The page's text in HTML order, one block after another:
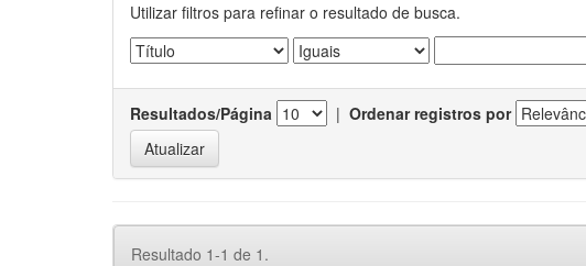
Utilizar filtros para refinar o resultado de busca.
Resultados/Página | Ordenar registros por
Resultado 1-1 de 1.